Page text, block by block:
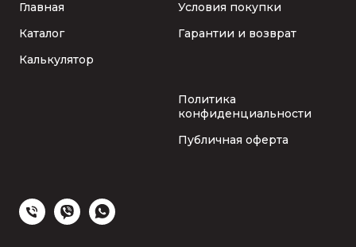
Главная
Каталог
Калькулятор
Условия покупки
Гарантии и возврат
Политика
конфиденциальности
Публичная оферта